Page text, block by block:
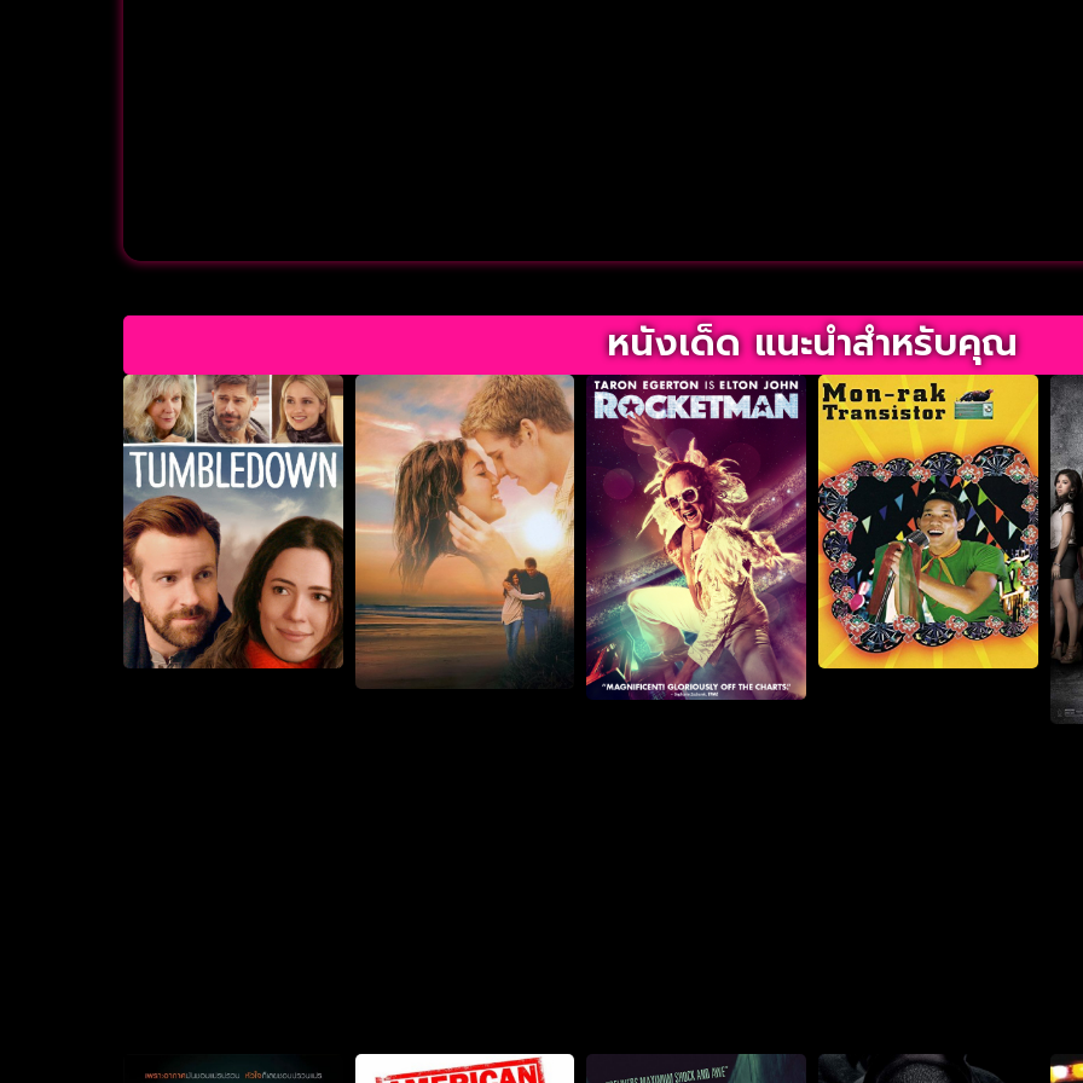
หนังเด็ด แนะนำสำหรับคุณ